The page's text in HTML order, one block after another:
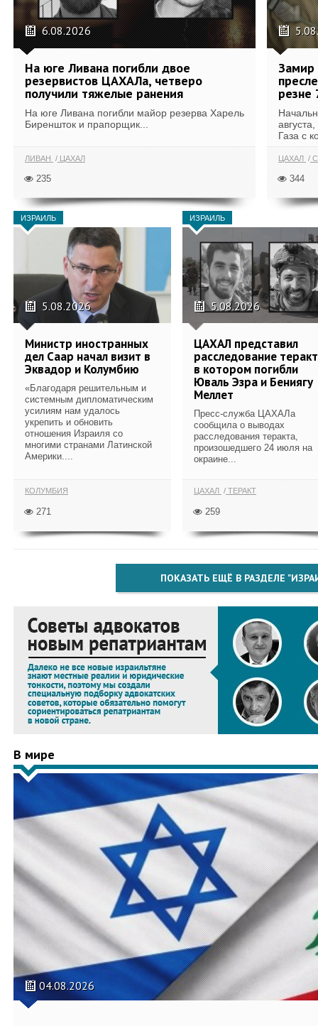
6.08.2026
На юге Ливана погибли двое
резервистов ЦАХАЛа, четверо
получили тяжелые ранения
На юге Ливана погибли майор резерва Харель
Биреншток и прапорщик...
ЛИВАН ЦАХАЛ
235
Замир
резне
Газа с
ЦАХАЛ
344
ИЗРАИЛЬ
5.08.2026
Министр иностранных
дел Саар начал визит в
Эквадор и Колумбию
«Благодаря решительным и
системным дипломатическим
усилиям нам удалось
укрепить и обновить
отношения Израиля со
многими странами Латинской
Америки....
КОЛУМБИЯ
271
ИЗРАИЛЬ
5.08.2026
ЦАХАЛ представил
расследование
в котором погибли
Юваль Эзра и Бениягу
Меллет
Пресс-служба ЦАХАЛа
сообщила о выводах
расследования теракта,
произошедшего 24 июля на
окраине...
ЦАХАЛ ТЕРАКТ
259
ПОКАЗАТЬ ЕЩЁ В РАЗДЕЛЕ
В мире
04.08.2026